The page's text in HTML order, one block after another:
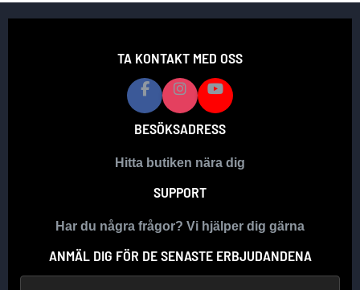
TA KONTAKT MED OSS
BESÖKSADRESS
Hitta butiken nära dig
SUPPORT
Har du några frågor? Vi hjälper dig gärna
ANMÄL DIG FÖR DE SENASTE ERBJUDANDENA